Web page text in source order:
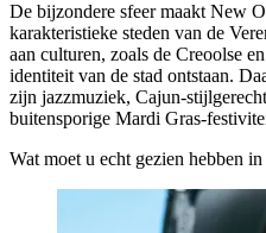
De bijzondere sfeer maakt New
karakteristieke steden van de
aan culturen, zoals de Creoolse
identiteit van de stad ontstaan.
zijn jazzmuziek, Cajun-
buitensporige Mardi Gras-
Wat moet u echt gezien hebben